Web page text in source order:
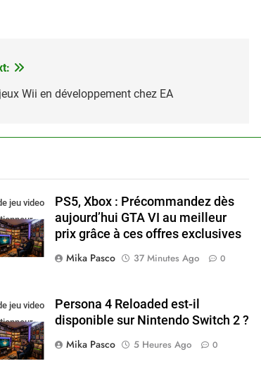
Wii en développement chez EA
jeu video
PS5, Xbox : Précommandez dès
aujourd’hui GTA VI au meilleur
prix grâce à ces offres exclusives
Mika Pasco
37 Minutes Ago 0
jeu video
Persona 4 Reloaded est-il
disponible sur Nintendo Switch 2 ?
Mika Pasco
5 Heures Ago 0